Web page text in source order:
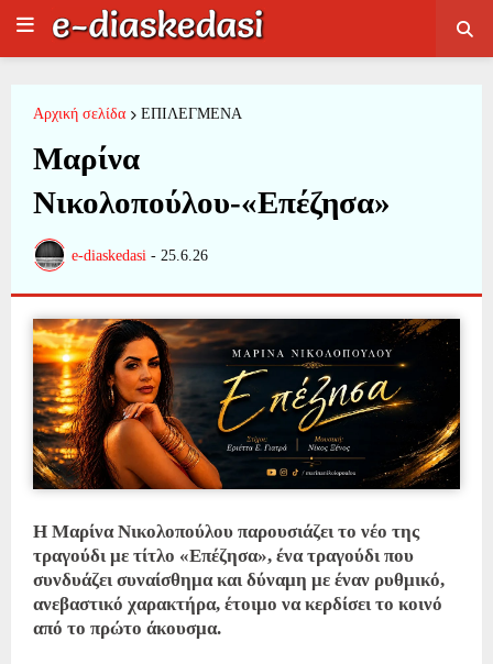
Αρχική σελίδα ΕΠΙΛΕΓΜΕΝΑ
Μαρίνα
Νικολοπούλου-«Επέζησα»
e-diaskedasi - 25.6.26
Η Μαρίνα Νικολοπούλου παρουσιάζει το νέο της
τραγούδι με τίτλο «Επέζησα», ένα τραγούδι που
συνδυάζει συναίσθημα και δύναμη με έναν ρυθμικό,
ανεβαστικό χαρακτήρα, έτοιμο να κερδίσει το κοινό
από το πρώτο άκουσμα.